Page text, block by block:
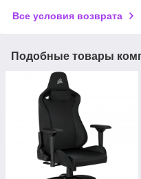
Все условия возврата
Подобные товары